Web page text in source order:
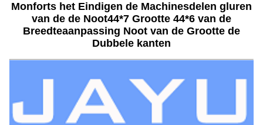
Monforts het Eindigen de Machinesdelen gluren
van de de Noot44*7 Grootte 44*6 van de
Breedteaanpassing Noot van de Grootte de
Dubbele kanten